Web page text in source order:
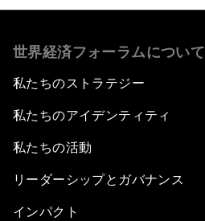
世界経済フォーラムについて
私たちのストラテジー
私たちのアイデンティティ
私たちの活動
リーダーシップとガバナンス
インパクト